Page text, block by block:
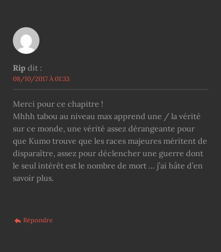
Rip dit :
08/10/2017 À 01:33
Merci pour ce chapitre !
Mhhh tabou au niveau max apprend une / la vérité
sur ce monde, une vérité assez dérangeante pour
que Kumo trouve que les races majeures méritent de
disparaître, assez pour déclencher une guerre dont
le seul intérêt est le nombre de mort … j’ai hâte d’en
savoir plus.
Répondre